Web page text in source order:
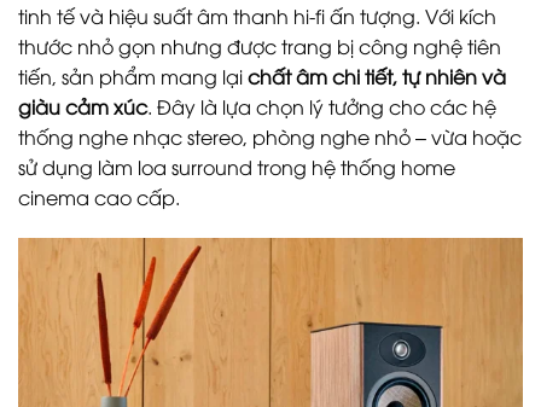
tinh tế và hiệu suất âm thanh hi-fi ấn tượng. Với kích
thước nhỏ gọn nhưng được trang bị công nghệ tiên
tiến, sản phẩm mang lạichất âm chi tiết, tự nhiên và
giàu cảm xúc. Đây là lựa chọn lý tưởng cho các hệ
thống nghe nhạc stereo, phòng nghe nhỏ – vừa hoặc
sử dụng làm loa surround trong hệ thống home
cinema cao cấp.